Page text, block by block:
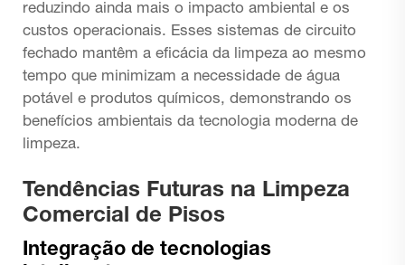
reduzindo ainda mais o impacto ambiental e os
custos operacionais. Esses sistemas de circuito
fechado mantêm a eficácia da limpeza ao mesmo
tempo que minimizam a necessidade de água
potável e produtos químicos, demonstrando os
benefícios ambientais da tecnologia moderna de
limpeza.
Tendências Futuras na Limpeza
Comercial de Pisos
Integração de tecnologias